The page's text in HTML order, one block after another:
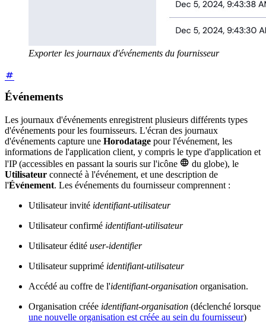
Exporter les journaux d'événements du fournisseur
Événements
Les journaux d'événements enregistrent plusieurs différents types
d'événements pour les fournisseurs. L'écran des journaux
d'événements capture une Horodatage pour l'événement, les
informations de l'application client, y compris le type d'application et
l'IP (accessibles en passant la souris sur l'icône  du globe), le
Utilisateur connecté à l'événement, et une description de
l'Événement. Les événements du fournisseur comprennent :
Utilisateur invité identifiant-utilisateur
Utilisateur confirmé identifiant-utilisateur
Utilisateur édité user-identifier
Utilisateur supprimé identifiant-utilisateur
Accédé au coffre de l'identifiant-organisation organisation.
Organisation créée identifiant-organisation (déclenché lorsque
une nouvelle organisation est créée au sein du fournisseur)